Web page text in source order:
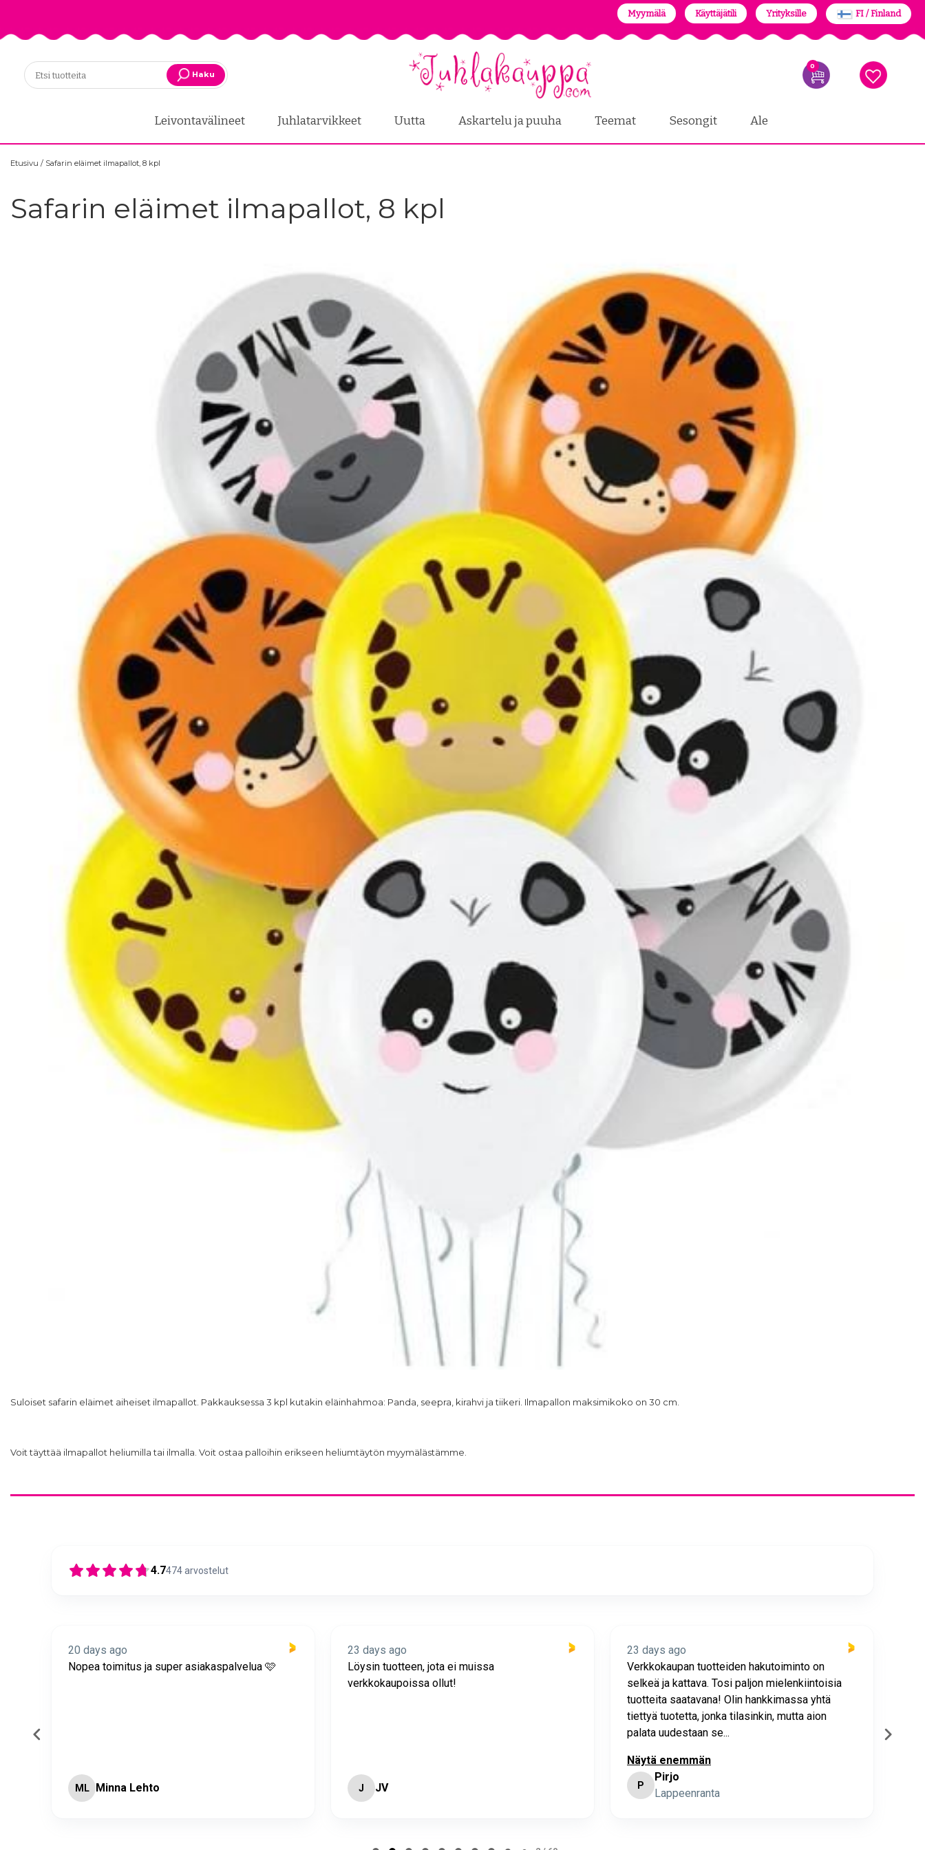
Myymälä Käyttäjätili Yrityksille FI / Finland
Haku
0
Leivontavälineet Juhlatarvikkeet Uutta Askartelu ja puuha Teemat Sesongit Ale
Etusivu / Safarin eläimet ilmapallot, 8 kpl
Safarin eläimet ilmapallot, 8 kpl
Suloiset safarin eläimet aiheiset ilmapallot. Pakkauksessa 3 kpl kutakin eläinhahmoa: Panda, seepra, kirahvi ja tiikeri. Ilmapallon maksimikoko on 30 cm.
Voit täyttää ilmapallot heliumilla tai ilmalla. Voit ostaa palloihin erikseen heliumtäytön myymälästämme.
4.7474arvostelut
20 days ago
Nopea toimitus ja super asiakaspalvelua 🩷
ML Minna Lehto
23 days ago
Löysin tuotteen, jota ei muissa
verkkokaupoissa ollut!
J JV
23 days ago
Verkkokaupan tuotteiden hakutoiminto on
selkeä ja kattava. Tosi paljon mielenkiintoisia
tuotteita saatavana! Olin hankkimassa yhtä
tiettyä tuotetta, jonka tilasinkin, mutta aion
palata uudestaan se...
Näytä enemmän
P
Pirjo
Lappeenranta